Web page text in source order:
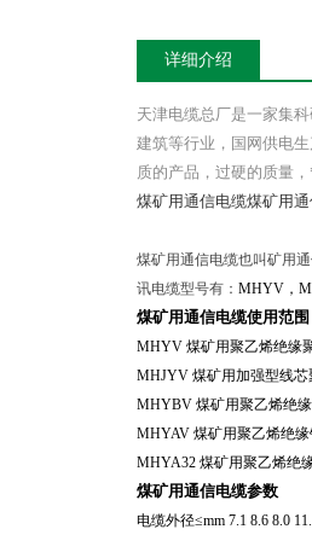
详细介绍
天津电缆总厂是一家集
建筑等行业，国网供电
质的产品，过硬的质量
煤矿用通信电缆煤矿用
煤矿用通信电缆也叫矿用
讯电缆型号有： MHYV ，
煤矿用通信电缆使用范围
MHYV 煤矿用聚乙烯绝缘
MHJYV 煤矿用加强型线
MHYBV 煤矿用聚乙烯绝
MHYAV 煤矿用聚乙烯绝
MHYA32 煤矿用聚乙烯绝
煤矿用通信电缆参数
电缆外径≤mm 7.1 8.6 8.0